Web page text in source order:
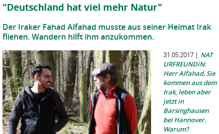
"Deutschland hat viel mehr Natur"
Der Iraker Fahad Alfahad musste aus seiner Heimat Irak
fliehen. Wandern hilft ihm anzukommen.
31.05.2017 | NAT
URFREUNDiN:
Herr Alfahad, Sie
kommen aus dem
Irak, leben aber
jetzt in
Barsinghausen
bei Hannover.
Warum?